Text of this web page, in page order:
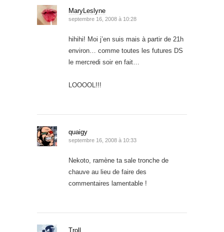
MaryLeslyne
septembre 16, 2008 à 10:28
hihihi! Moi j’en suis mais à partir de 21h
environ… comme toutes les futures DS
le mercredi soir en fait…
LOOOOL!!!
quaigy
septembre 16, 2008 à 10:33
Nekoto, ramène ta sale tronche de
chauve au lieu de faire des
commentaires lamentable !
Troll